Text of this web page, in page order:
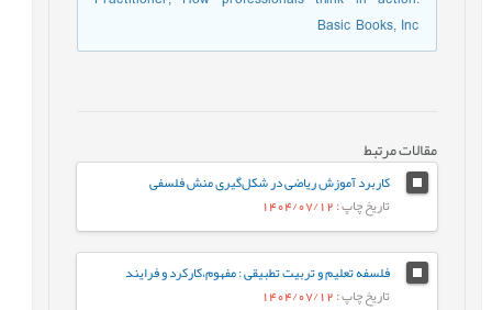
Basic Books, Inc
مقالات مرتبط
کاربرد آموزش ریاضی در شکل‌گیری منش فلسفی
تاریخ چاپ: 1404/07/12
فلسفه تعلیم و تربیت تطبیقی : مفهوم،کارکرد و فرایند
تاریخ چاپ: 1404/07/12